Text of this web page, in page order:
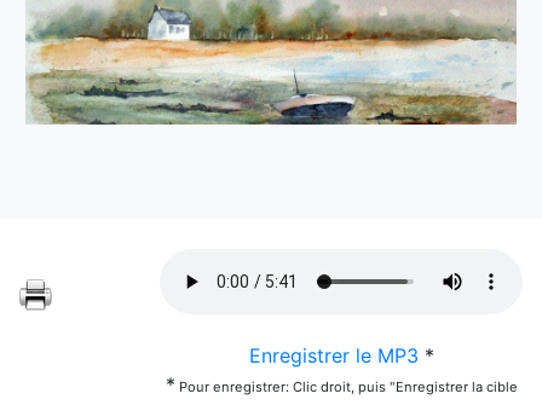
Enregistrer le MP3 *
* Pour enregistrer: Clic droit, puis "Enregistrer la cible